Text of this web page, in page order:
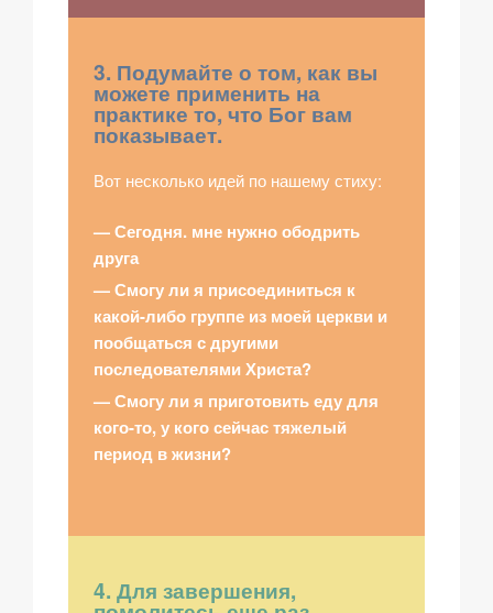
3. Подумайте о том, как вы
можете применить на
практике то, что Бог вам
показывает.
Вот несколько идей по нашему стиху:
— Сегодня. мне нужно ободрить
друга
— Смогу ли я присоединиться к
какой-либо группе из моей церкви и
пообщаться с другими
последователями Христа?
— Смогу ли я приготовить еду для
кого-то, у кого сейчас тяжелый
период в жизни?
4. Для завершения,